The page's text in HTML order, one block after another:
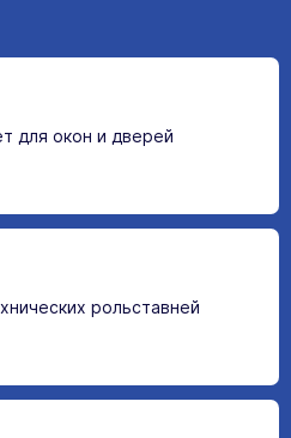
для окон и дверей
рольставней